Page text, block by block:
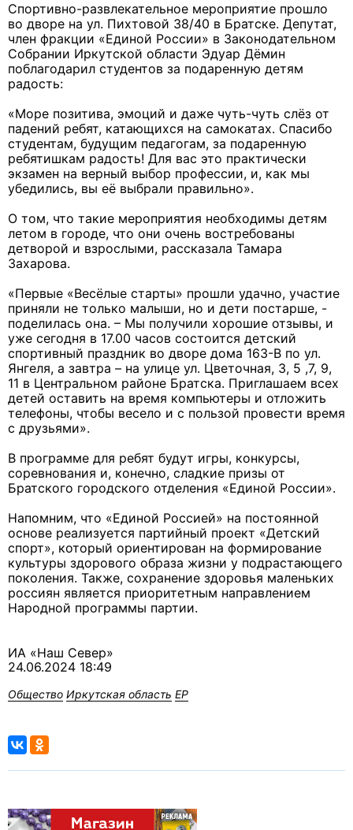
Спортивно-развлекательное мероприятие прошло
во дворе на ул. Пихтовой 38/40 в Братске. Депутат,
член фракции «Единой России» в Законодательном
Собрании Иркутской области Эдуар Дёмин
поблагодарил студентов за подаренную детям
радость:
«Море позитива, эмоций и даже чуть-чуть слёз от
падений ребят, катающихся на самокатах. Спасибо
студентам, будущим педагогам, за подаренную
ребятишкам радость! Для вас это практически
экзамен на верный выбор профессии, и, как мы
убедились, вы её выбрали правильно».
О том, что такие мероприятия необходимы детям
летом в городе, что они очень востребованы
детворой и взрослыми, рассказала Тамара
Захарова.
«Первые «Весёлые старты» прошли удачно, участие
приняли не только малыши, но и дети постарше, -
поделилась она. – Мы получили хорошие отзывы, и
уже сегодня в 17.00 часов состоится детский
спортивный праздник во дворе дома 163-В по ул.
Янгеля, а завтра – на улице ул. Цветочная, 3, 5 ,7, 9,
11 в Центральном районе Братска. Приглашаем всех
детей оставить на время компьютеры и отложить
телефоны, чтобы весело и с пользой провести время
с друзьями».
В программе для ребят будут игры, конкурсы,
соревнования и, конечно, сладкие призы от
Братского городского отделения «Единой России».
Напомним, что «Единой Россией» на постоянной
основе реализуется партийный проект «Детский
спорт», который ориентирован на формирование
культуры здорового образа жизни у подрастающего
поколения. Также, сохранение здоровья маленьких
россиян является приоритетным направлением
Народной программы партии.
ИА «Наш Север»
24.06.2024 18:49
Общество Иркутская область ЕР